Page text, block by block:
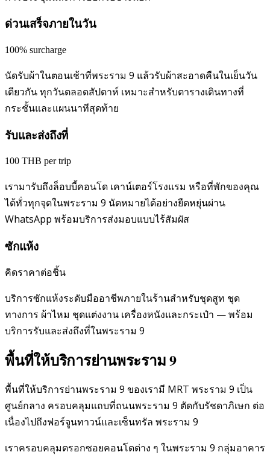
ด่วนเสร็จภายในวัน
100% surcharge
นัดรับผ้าในตอนเช้าที่พระราม 9 แล้วรับผ้าสะอาดคืนในเย็นวัน
เดียวกัน ทุกวันตลอดสัปดาห์ เหมาะสำหรับตารางเดินทางที่
กระชั้นและแผนนาทีสุดท้าย
รับและส่งถึงที่
100 THB per trip
เรามารับถึงล็อบบี้คอนโด เคาน์เตอร์โรงแรม หรือที่พักของคุณ
ได้ทั่วทุกจุดในพระราม 9 นัดหมายได้อย่างยืดหยุ่นผ่าน
WhatsApp พร้อมบริการส่งมอบแบบไร้สัมผัส
ซักแห้ง
คิดราคาต่อชิ้น
บริการซักแห้งระดับมืออาชีพภายในร้านสำหรับชุดสูท ชุด
ทางการ ผ้าไหม ชุดแต่งงาน เครื่องหนังและกระเป๋า — พร้อม
บริการรับและส่งถึงที่ในพระราม 9
พื้นที่ให้บริการย่านพระราม 9
พื้นที่ให้บริการย่านพระราม 9 ของเรามี MRT พระราม 9 เป็น
ศูนย์กลาง ครอบคลุมแถบที่ถนนพระราม 9 ตัดกับรัชดาภิเษก ต่อ
เนื่องไปถึงฟอร์จูนทาวน์และเซ็นทรัล พระราม 9
เราครอบคลุมตรอกซอยคอนโดต่าง ๆ ในพระราม 9 กลุ่มอาคาร